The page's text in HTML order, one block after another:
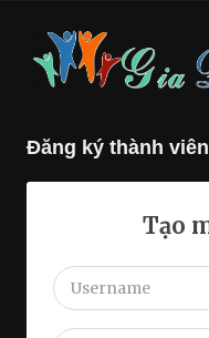
Đăng ký thành viên
Tạo